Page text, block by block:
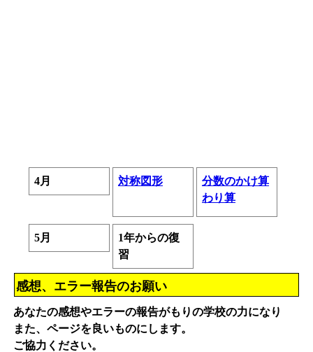
4月 対称図形
分数のかけ算
わり算
5月
1年からの復
習
感想、エラー報告のお願い
あなたの感想やエラーの報告がもりの学校の力になり
また、ページを良いものにします。
ご協力ください。